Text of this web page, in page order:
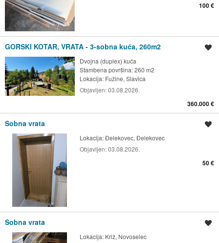
100 €
GORSKI KOTAR, VRATA - 3-sobna kuća, 260m2
Dvojna (duplex) kuća
Stambena površina: 260 m2
Lokacija: Fužine, Slavica
Objavljen:03.08.2026.
360.000 €
Sobna vrata
Lokacija:Đelekovec, Đelekovec
Objavljen:03.08.2026.
50 €
Sobna vrata
Lokacija: Križ, Novoselec